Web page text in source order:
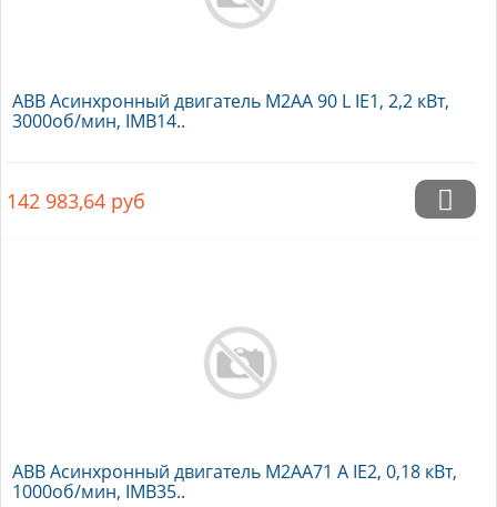
ABB Асинхронный двигатель M2AA 90 L IE1, 2,2 кВт,
3000об/мин, IMB14..
142 983,64 руб
ABB Асинхронный двигатель M2AA71 A IE2, 0,18 кВт,
1000об/мин, IMB35..